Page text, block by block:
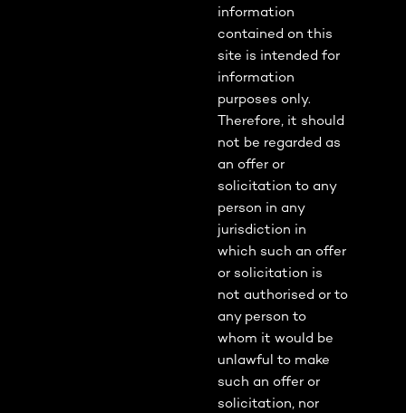
information
contained on this
site is intended for
information
purposes only.
Therefore, it should
not be regarded as
an offer or
solicitation to any
person in any
jurisdiction in
which such an offer
or solicitation is
not authorised or to
any person to
whom it would be
unlawful to make
such an offer or
solicitation, nor